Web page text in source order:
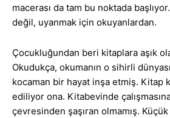
macerası da tam bu noktada
değil, uyanmak için okuyanlardan.
Çocukluğundan beri kitaplara aşık
Okudukça, okumanın o sihirli
kocaman bir hayat inşa etmiş. Kitap
ediliyor ona. Kitabevinde
çevresinden şaşıran olmamış.